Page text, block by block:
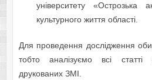
університету «Острозька
культурного життя області.
Для проведення дослідження
тобто аналізуємо всі статті
друкованих ЗМІ.